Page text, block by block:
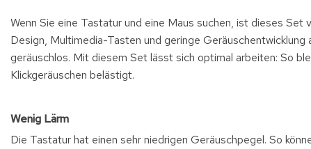
Wenn Sie eine Tastatur und eine Maus suchen, ist dieses
Design, Multimedia-Tasten und geringe
geräuschlos. Mit diesem Set lässt sich optimal arbeiten: So
Klickgeräuschen belästigt.
Wenig Lärm
Die Tastatur hat einen sehr niedrigen Geräuschpegel. So